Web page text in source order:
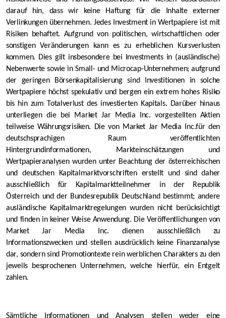
darauf hin, dass wir keine Haftung für die Inhalte externer
Verlinkungen übernehmen. Jedes Investment in Wertpapiere ist mit
Risiken behaftet. Aufgrund von politischen, wirtschaftlichen oder
sonstigen Veränderungen kann es zu erheblichen Kursverlusten
kommen. Dies gilt insbesondere bei Investments in (ausländische)
Nebenwerte sowie in Small- und Microcap-Unternehmen; aufgrund
der geringen Börsenkapitalisierung sind Investitionen in solche
Wertpapiere höchst spekulativ und bergen ein extrem hohes Risiko
bis hin zum Totalverlust des investierten Kapitals. Darüber hinaus
unterliegen die bei Market Jar Media Inc. vorgestellten Aktien
teilweise Währungsrisiken. Die von Market Jar Media Inc.für den
deutschsprachigen Raum veröffentlichten
Hintergrundinformationen, Markteinschätzungen und
Wertpapieranalysen wurden unter Beachtung der österreichischen
und deutschen Kapitalmarktvorschriften erstellt und sind daher
ausschließlich für Kapitalmarktteilnehmer in der Republik
Österreich und der Bundesrepublik Deutschland bestimmt; andere
ausländische Kapitalmarktregelungen wurden nicht berücksichtigt
und finden in keiner Weise Anwendung. Die Veröffentlichungen von
Market Jar Media Inc. dienen ausschließlich zu
Informationszwecken und stellen ausdrücklich keine Finanzanalyse
dar, sondern sind Promotiontexte rein werblichen Charakters zu den
jeweils besprochenen Unternehmen, welche hierfür, ein Entgelt
zahlen.
Sämtliche Informationen und Analysen stellen weder eine